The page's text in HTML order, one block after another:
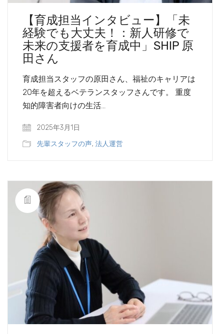
【育成担当インタビュー】「未
経験でも大丈夫！：新人研修で
未来の支援者を育成中」SHIP 原
田さん
育成担当スタッフの原田さん、福祉のキャリアは
20年を超えるベテランスタッフさんです。 重度
知的障害者向けの生活…
2025年3月1日
先輩スタッフの声, 法人運営